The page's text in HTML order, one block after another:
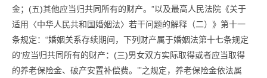
金；(五)其他应当归共同所有的财产。”以及最高人民法院《关于
适用〈中华人民共和国婚姻法〉若干问题的解释（二）》第十一
条规定：“婚姻关系存续期间，下列财产属于婚姻法第十七条规定
的‘应当归共同所有的财产：(三)男女双方实际取得或者应当取得
的养老保险金、破产安置补偿费。’”之规定，养老保险金依法属